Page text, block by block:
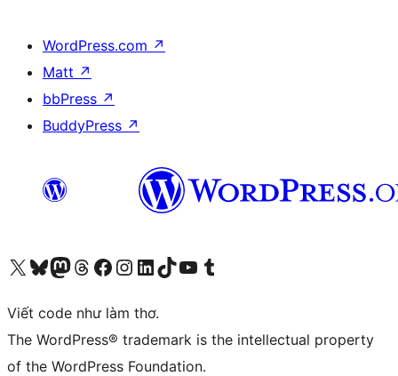
WordPress.com ↗
Matt ↗
bbPress ↗
BuddyPress ↗
Truy cập tài khoản X (trước đây là Twitter) của chúng tôiVisit our Bluesky account
Visit our Mastodon account
Visit our Threads account
Xem trang Facebook của chúng tôiTruy cập tài khoản Instagram của chúng tôiTruy cập tài khoản LinkedIn của chúng tôiVisit our TikTok account
Truy cập kênh YouTube của chúng tôi Visit our Tumblr account
Viết code như làm thơ.
The WordPress® trademark is the intellectual property
of the WordPress Foundation.